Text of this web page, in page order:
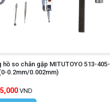
hồ so chân gập MITUTOYO 513-405-
0.2mm/0.002mm)
VND